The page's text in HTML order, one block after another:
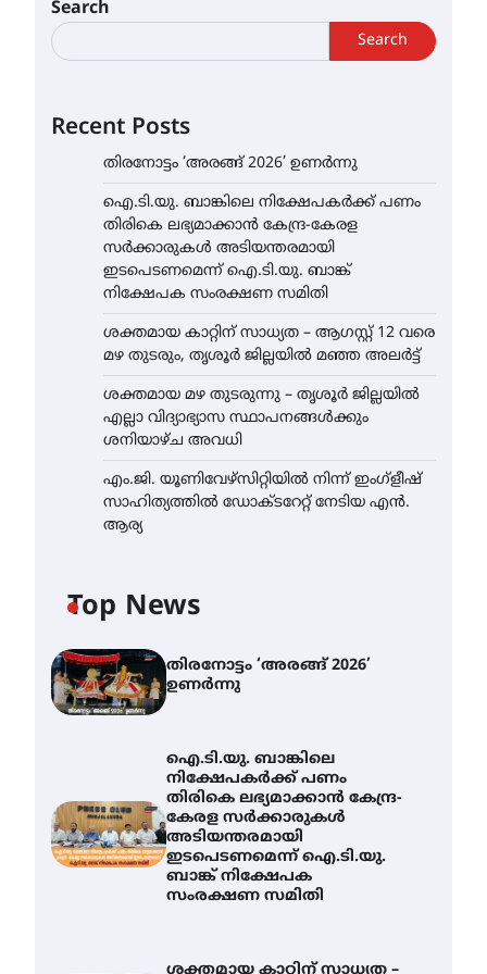
Search
Search
Recent Posts
തിരനോട്ടം ‘അരങ്ങ് 2026’ ഉണർന്നു
ഐ.ടി.യു. ബാങ്കിലെ നിക്ഷേപകർക്ക് പണം
തിരികെ ലഭ്യമാക്കാൻ കേന്ദ്ര-കേരള
സർക്കാരുകൾ അടിയന്തരമായി
ഇടപെടണമെന്ന് ഐ.ടി.യു. ബാങ്ക്
നിക്ഷേപക സംരക്ഷണ സമിതി
ശക്തമായ കാറ്റിന് സാധ്യത – ആഗസ്റ്റ് 12 വരെ
മഴ തുടരും, തൃശൂർ ജില്ലയിൽ മഞ്ഞ അലർട്ട്
ശക്തമായ മഴ തുടരുന്നു – തൃശൂർ ജില്ലയിൽ
എല്ലാ വിദ്യാഭ്യാസ സ്ഥാപനങ്ങൾക്കും
ശനിയാഴ്ച അവധി
എം.ജി. യൂണിവേഴ്‌സിറ്റിയിൽ നിന്ന് ഇംഗ്ളീഷ്
സാഹിത്യത്തിൽ ഡോക്ടറേറ്റ് നേടിയ എൻ.
ആര്യ
Top News
തിരനോട്ടം ‘അരങ്ങ് 2026’
ഉണർന്നു
ഐ.ടി.യു. ബാങ്കിലെ
നിക്ഷേപകർക്ക് പണം
തിരികെ ലഭ്യമാക്കാൻ കേന്ദ്ര-
കേരള സർക്കാരുകൾ
അടിയന്തരമായി
ഇടപെടണമെന്ന് ഐ.ടി.യു.
ബാങ്ക് നിക്ഷേപക
സംരക്ഷണ സമിതി